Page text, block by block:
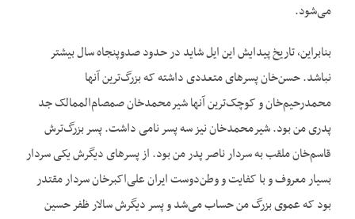
می‌‌شود.
بنابراین، تاریخ پیدایش این ایل شاید در حدود صدوپنجاه سال بیشتر
نباشد. حسن‌‌خان پسرهای متعددی داشته که بزرگ‌‌ترین آنها
محمدرحیم‌خان و کوچک‌‌ترین آنها شیرمحمدخان صمصام‌الممالک جد
پدری من بود. شیرمحمدخان نیز سه پسر نامی داشت. پسر بزرگ‌‌ترش
قاسم‌خان ملقب به سردار ناصر پدر من بود. از پسرهای دیگرش یکی سردار
بسیار معروف و با کفایت و وطن‌‌دوست ایران علی‌‌اکبر‌خان سردار مقتدر
بود که عموی بزرگ من حساب می‌‌شد و پسر دیگرش سالار ظفر حسین